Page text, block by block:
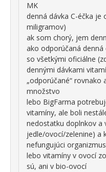
MK
denná dávka C-éčka je
miligramov)
ak som chorý, jem
ako odporúčaná denná
so všetkými oficiálne
dennými dávkami
„odporúčané“ rovnako
množstvo
lebo BigFarma
vitamíny, ale boli
nedostatku doplnkov a
jedle/ovocí/zelenine) a
nefungujúci organizmus
lebo vitamíny v ovocí
sú, ani v bio-ovocí